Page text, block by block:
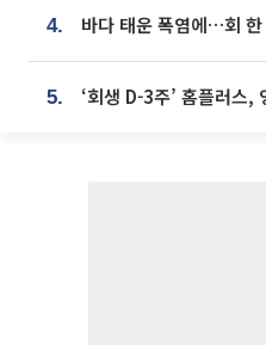
4. 바다 태운 폭염에…회 한
5.